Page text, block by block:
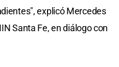
explicó Mercedes
Santa Fe, en diálogo con